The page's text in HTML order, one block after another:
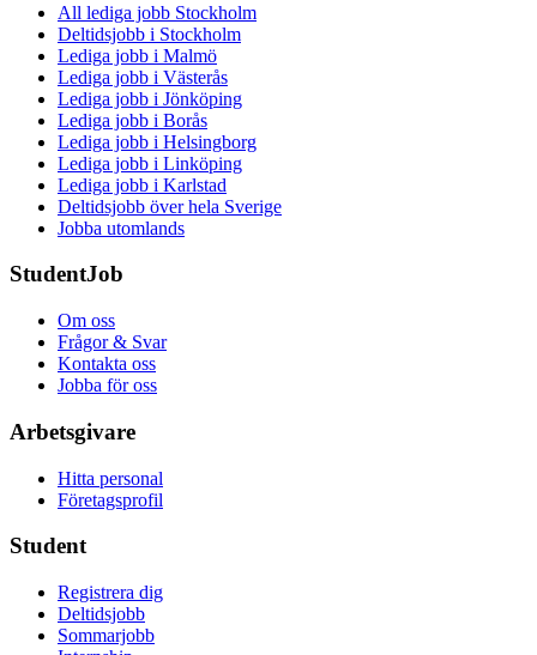
All lediga jobb Stockholm
Deltidsjobb i Stockholm
Lediga jobb i Malmö
Lediga jobb i Västerås
Lediga jobb i Jönköping
Lediga jobb i Borås
Lediga jobb i Helsingborg
Lediga jobb i Linköping
Lediga jobb i Karlstad
Deltidsjobb över hela Sverige
Jobba utomlands
StudentJob
Om oss
Frågor & Svar
Kontakta oss
Jobba för oss
Arbetsgivare
Hitta personal
Företagsprofil
Student
Registrera dig
Deltidsjobb
Sommarjobb